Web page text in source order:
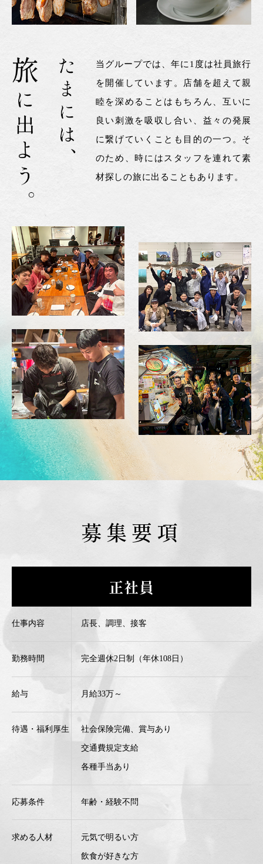
当グループでは、年に1度は社員旅行
を開催しています。店舗を超えて親
睦を深めることはもちろん、互いに
良い刺激を吸収し合い、益々の発展
に繋げていくことも目的の一つ。そ
のため、時にはスタッフを連れて素
材探しの旅に出ることもあります。
募集要項
正社員
仕事内容 店長、調理、接客
勤務時間 完全週休2日制（年休108日）
給与 月給33万～
待遇・福利厚生 社会保険完備、賞与あり
交通費規定支給
各種手当あり
応募条件 年齢・経験不問
求める人材 元気で明るい方
飲食が好きな方